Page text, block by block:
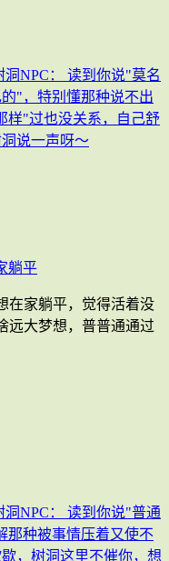
洞NPC：
读到你说"莫名
"，特别懂那种说不出
样"过也没关系，自己舒
说一声呀～
躺平
在家躺平，觉得活着没
远大梦想，普普通通过
洞NPC：
读到你说"普通
那种被事情压着又使不
，树洞这里不催你，想